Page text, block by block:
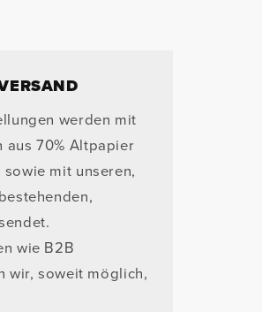
werden mit
aus 70% Altpapier
mit unseren,
wie B2B
wir, soweit möglich,